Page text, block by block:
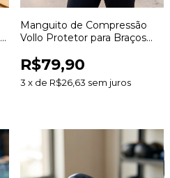
Manguito de Compressão
Vollo Protetor para Braços
Corrida Ciclismo e Treinos
R$79,90
3 x de R$26,63 sem juros